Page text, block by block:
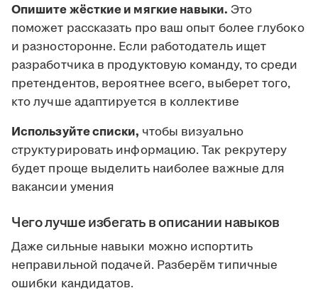
Опишите жёсткие и мягкие навыки. Это
поможет рассказать про ваш опыт более глубоко
и разносторонне. Если работодатель ищет
разработчика в продуктовую команду, то среди
претендентов, вероятнее всего, выберет того,
кто лучше адаптируется в коллективе
Используйте списки, чтобы визуально
структурировать информацию. Так рекрутеру
будет проще выделить наиболее важные для
вакансии умения
Чего лучше избегать в описании навыков
Даже сильные навыки можно испортить
неправильной подачей. Разберём типичные
ошибки кандидатов.